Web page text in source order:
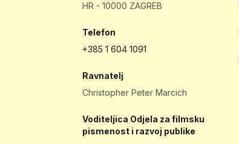
HR - 10000 ZAGREB
Telefon
+385 1 604 1091
Ravnatelj
Christopher Peter Marcich
Voditeljica Odjela za filmsku
pismenost i razvoj publike